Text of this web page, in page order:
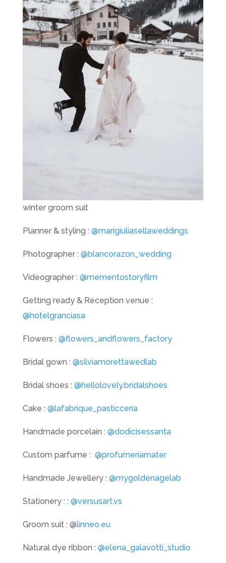
winter groom suit
Planner & styling : @marigiuliasellaweddings
Photographer : @blancorazon_wedding
Videographer : @mementostoryfilm
Getting ready & Reception venue :
@hotelgranciasa
Flowers : @flowers_andflowers_factory
Bridal gown : @silviamorettawedlab
Bridal shoes : @hellolovely.bridalshoes
Cake : @lafabrique_pasticceria
Handmade porcelain : @dodicisessanta
Custom parfume : @profumeriamater
Handmade Jewellery : @mygoldenagelab
Stationery : : @versusart.vs
Groom suit : @linneo.eu
Natural dye ribbon : @elena_galavotti_studio